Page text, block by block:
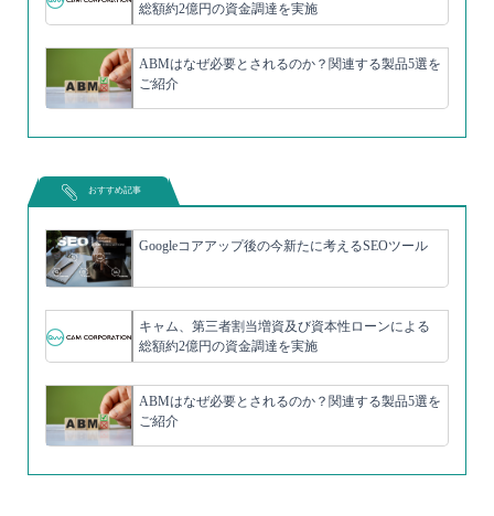
総額約2億円の資金調達を実施
ABMはなぜ必要とされるのか？関連する製品5選を
ご紹介
おすすめ記事
Googleコアアップ後の今新たに考えるSEOツール
キャム、第三者割当増資及び資本性ローンによる
総額約2億円の資金調達を実施
ABMはなぜ必要とされるのか？関連する製品5選を
ご紹介